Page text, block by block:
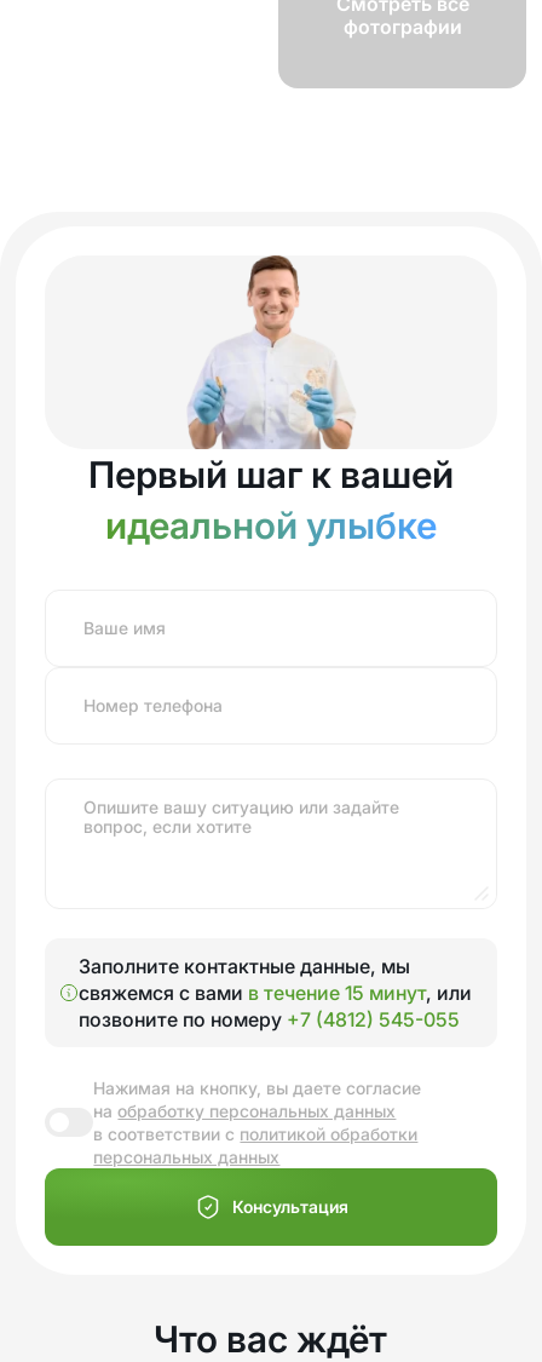
фотографии
Первый шаг к вашей
идеальной улыбке
Ваше имя
Номер телефона
Опишите вашу ситуацию или задайте
вопрос, если хотите
Заполните контактные данные, мы
свяжемся с вами в течение 15 минут, или
позвоните по номеру +7 (4812) 545-055
Нажимая на кнопку, вы даете согласие
наобработку персональных данных
в соответствии с политикой обработки
персональных данных
Консультация
Что вас ждёт